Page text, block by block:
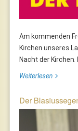
Am kommenden
Kirchen unseres
Nacht der Kirchen.
Weiterlesen
Der